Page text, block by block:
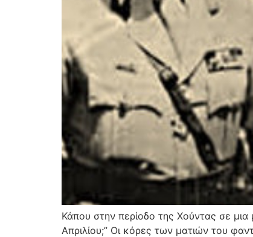
Κάπου στην περίοδο της Χούντας σε μια
Απριλίου;” Οι κόρες των ματιών του